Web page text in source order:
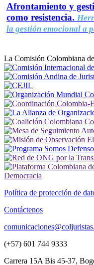
Afrontamiento y
como resistencia.
la gestión emocional a
La Comisión Colombiana
Política de protección de
Contáctenos
(+57) 601 744 9333
Carrera 15A Bis 45-37,